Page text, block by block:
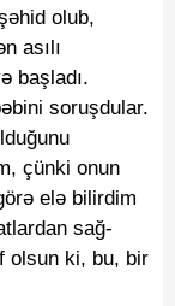
olub,
asılı
başladı.
soruşdular.
çünki onun
elə bilirdim
sağ-
olsun ki, bu, bir